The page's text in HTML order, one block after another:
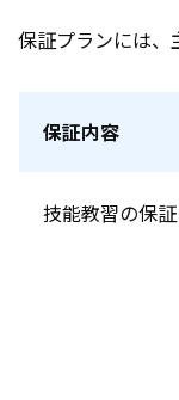
保証プランには、
保証内容
技能教習の保証